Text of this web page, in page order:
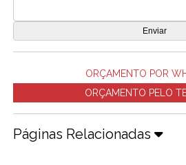
ORÇAMENTO POR
ORÇAMENTO PELO
Páginas Relacionadas